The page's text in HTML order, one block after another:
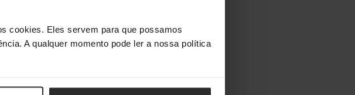
cookies. Eles servem para que possamos
A qualquer momento pode ler a nossa política